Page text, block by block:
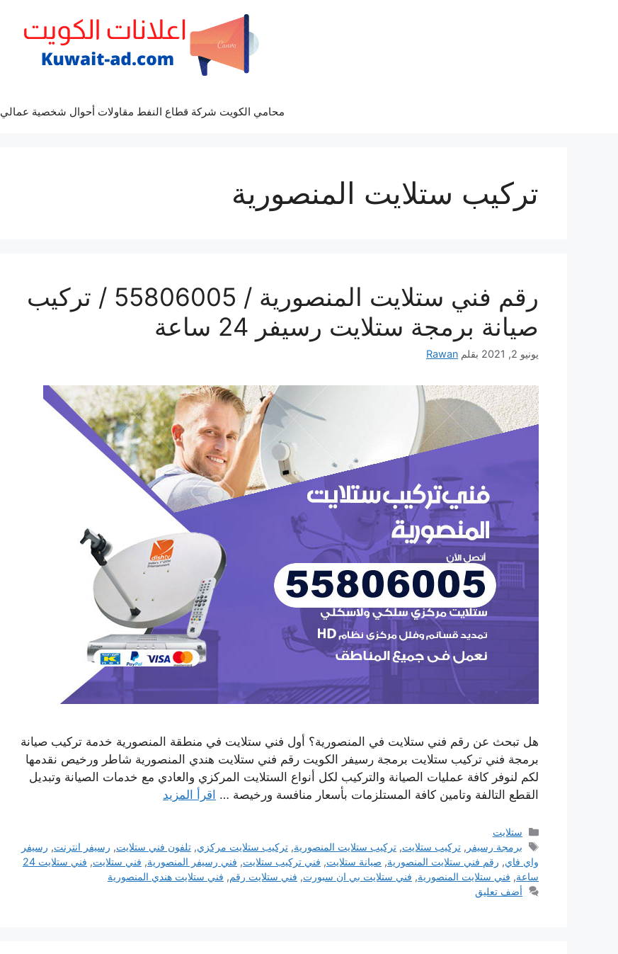
محامي الكويت شركة قطاع النفط مقاولات أحوال شخصية عمالي
تركيب ستلايت المنصورية
رقم فني ستلايت المنصورية / 55806005 / تركيب
صيانة برمجة ستلايت رسيفر 24 ساعة
يونيو 2, 2021 بقلم Rawan
هل تبحث عن رقم فني ستلايت في المنصورية؟ أول فني ستلايت في منطقة المنصورية خدمة تركيب صيانة
برمجة فني تركيب ستلايت برمجة رسيفر الكويت رقم فني ستلايت هندي المنصورية شاطر ورخيص نقدمها
لكم لنوفر كافة عمليات الصيانة والتركيب لكل أنواع الستلايت المركزي والعادي مع خدمات الصيانة وتبديل
القطع التالفة وتامين كافة المستلزمات بأسعار منافسة ورخيصة … اقرأ المزيد
التصنيفات
ستلايت
الوسوم
برمجة رسيفر ,تركيب ستلايت,تركيب ستلايت المنصورية,تركيب ستلايت مركزي,تلفون فني ستلايت, رسيفر انترنت, رسيفر
واي فاي, رقم فني ستلايت المنصورية, صيانة ستلايت, فني تركيب ستلايت, فني رسيفر المنصورية, فني ستلايت,
فني ستلايت 24
ساعة, فني ستلايت المنصورية, فني ستلايت بي ان سبورت, فني ستلايت رقم, فني ستلايت هندي المنصورية
أضف تعليق